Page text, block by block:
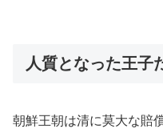
人質となった王子
朝鮮王朝は清に莫大な賠